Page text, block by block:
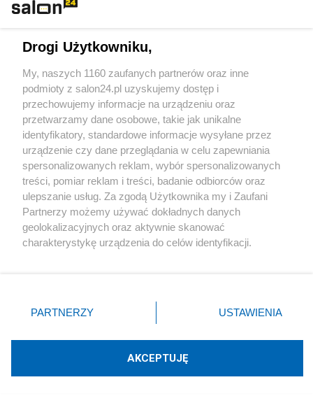
Sport
Społeczeństwo
Kultura
X Facebook Instagram Youtube
Technologię dostarcza:W3media.pl
Drogi Użytkowniku,
My, naszych 1160 zaufanych partnerów oraz inne
podmioty z salon24.pl uzyskujemy dostęp i
przechowujemy informacje na urządzeniu oraz
przetwarzamy dane osobowe, takie jak unikalne
identyfikatory, standardowe informacje wysyłane przez
urządzenie czy dane przeglądania w celu zapewniania
spersonalizowanych reklam, wybór spersonalizowanych
treści, pomiar reklam i treści, badanie odbiorców oraz
ulepszanie usług. Za zgodą Użytkownika my i Zaufani
Partnerzy możemy używać dokładnych danych
geolokalizacyjnych oraz aktywnie skanować
charakterystykę urządzenia do celów identyfikacji.
zmienić/wycofać klikając przycisk ustawień prywatności
znajdujący się w lewym dolnym rogu strony
rodzaje przetwarzania danych nie wymagają zgody
użytkownika, ale masz prawo sprzeciwić się takiemu
PARTNERZY USTAWIENIA
AKCEPTUJĘ